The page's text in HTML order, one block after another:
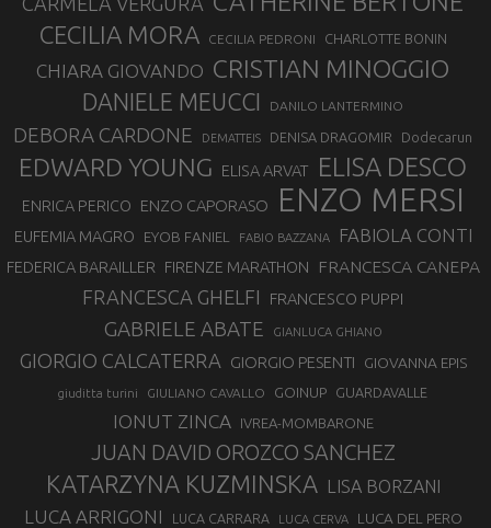
CECILIA MORA CECILIA PEDRONI CHARLOTTE BONIN
CHIARA GIOVANDO CRISTIAN MINOGGIO
DANIELE MEUCCI DANILO LANTERMINO
DEBORA CARDONE DEMATTEIS DENISA DRAGOMIR Dodecarun
EDWARD YOUNG ELISA ARVAT ELISA DESCO
ENRICA PERICO ENZO CAPORASO ENZO MERSI
EUFEMIA MAGRO EYOB FANIEL FABIO BAZZANA FABIOLA CONTI
FEDERICA BARAILLER FIRENZE MARATHON FRANCESCA CANEPA
FRANCESCA GHELFI FRANCESCO PUPPI
GABRIELE ABATE GIANLUCA GHIANO
GIORGIO CALCATERRA GIORGIO PESENTI GIOVANNA EPIS
giuditta turini GIULIANO CAVALLO GOINUP GUARDAVALLE
IONUT ZINCA IVREA-MOMBARONE
JUAN DAVID OROZCO SANCHEZ
KATARZYNA KUZMINSKA LISA BORZANI
LUCA ARRIGONI LUCA CARRARA LUCA CERVA LUCA DEL PERO